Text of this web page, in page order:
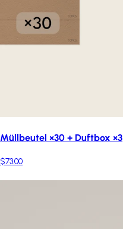
Müllbeutel ×30 + Duftbox ×3
$73.00